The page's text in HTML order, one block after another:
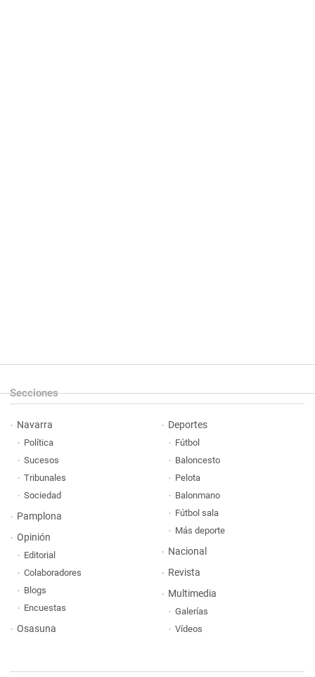
Secciones
Navarra
Política
Sucesos
Tribunales
Sociedad
Pamplona
Opinión
Editorial
Colaboradores
Blogs
Encuestas
Osasuna
Deportes
Fútbol
Baloncesto
Pelota
Balonmano
Fútbol sala
Más deporte
Nacional
Revista
Multimedia
Galerías
Vídeos